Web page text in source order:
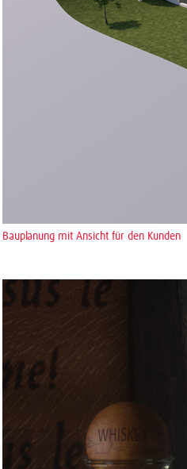
Bauplanung mit Ansicht für den Kunden